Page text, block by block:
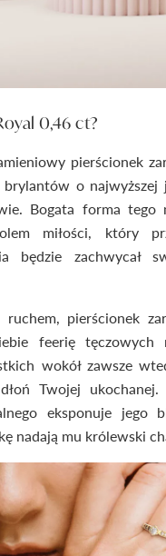
0,46 ct?
pierścionek
brylantów o najwyższej
Bogata forma tego
miłości, który
będzie zachwycał
pierścionek
feerię tęczowych
wokół zawsze
Twojej ukochanej.
eksponuje jego
nadają mu królewski